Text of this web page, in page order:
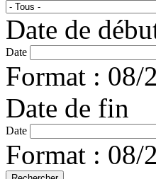
Date de
Date
Format : 08/
Date de fin
Date
Format : 08/